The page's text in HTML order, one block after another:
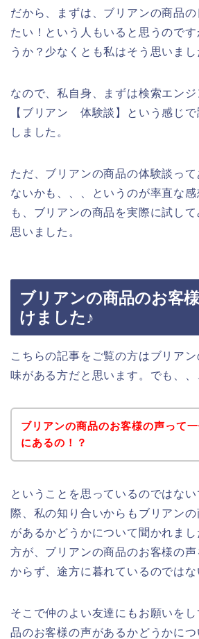
だから、まずは、ブリアンの商品
たい！という人もいると思うのです
うか？少なくとも私はそう思いまし
なので、私自身、まずは検索エンジ
【ブリアン 体験談】という感じで
しました。
ただ、ブリアンの商品の体験談っ
ないかも、、、というのが率直な感
も、ブリアンの商品を実際に試し
思いました。
ブリアンの商品のお客
けました♪
こちらの記事をご覧の方はブリア
味がある方だと思います。でも、、
ブリアンの商品のお客様の声って一
にあるの！？
ということを思っているのではな
際、私の知り合いからもブリアン
があるかどうかについて聞かれま
方が、ブリアンの商品のお客様の
からず、途方に暮れているのではな
そこで仲のよい友達にもお願いを
品のお客様の声があるかどうかに